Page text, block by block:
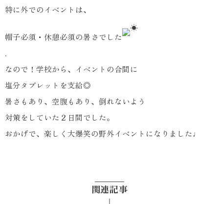
特に外でのイベントは、
帽子必須・休憩必須の暑さでした
.
なので！学校から、イベントの合間に
塩分タブレットを支給◎
暑さもあり、空腹もあり、倒れないよう
対策をしていた２日間でした。
おかげで、楽しく大爆笑の野外イベントになりました♩
関連記事